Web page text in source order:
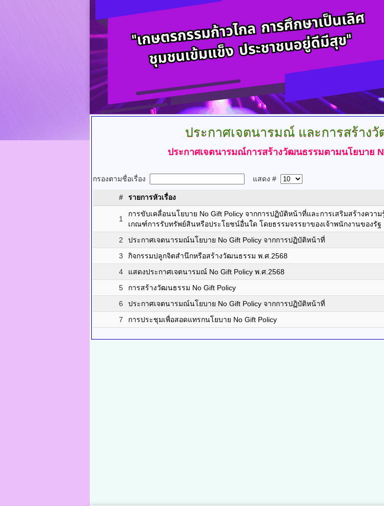
ประกาศเจตนารมณ์ และการสร้าง
ประกาศเจตนารมณ์การสร้างวัฒนธรรมตามนโยบาย
กรองตามชื่อเรื่อง แสดง #
# รายการหัวเรื่อง
1
การขับเคลื่อนนโยบาย No Gift Policy จากการปฏิบัติหน้าที่และการเสริมสร้างความ
เกณฑ์การรับทรัพย์สินหรือประโยชน์อื่นใด โดยธรรมจรรยาของเจ้าพนักงานของรัฐ
2 ประกาศเจตนารมณ์นโยบาย No Gift Policy จากการปฏิบัติหน้าที่
3
กิจกรรมปลูกจิตสำนึกหรือสร้างวัฒนธรรม พ.ศ.2568
4
แสดงประกาศเจตนารมณ์ No Gift Policy พ.ศ.2568
5
การสร้างวัฒนธรรม No Gift Policy
6
ประกาศเจตนารมณ์นโยบาย No Gift Policy จากการปฏิบัติหน้าที่
7
การประชุมเพื่อสอดแทรกนโยบาย No Gift Policy